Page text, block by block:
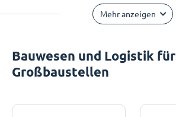
Mehr anzeigen
Bauwesen und Logistik für
Großbaustellen